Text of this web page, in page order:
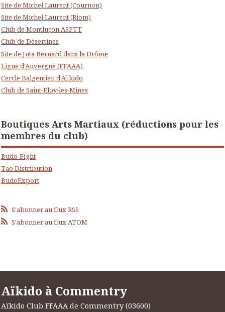
Site de Michel Laurent (Cournon)
Site de Michel Laurent (Riom)
Club de Montluçon ASPTT
Club de Désertines
Site de Juta Bernard dans la Drôme
Ligue d'Auvergne (FFAAA)
Cercle Balgentien d'Aïkido
Club de Saint-Eloy-les-Mines
Boutiques Arts Martiaux (réductions pour les
membres du club)
Budo-Fight
Tao Distribution
BudoExport
S'abonner au flux RSS
S'abonner au flux ATOM
Aïkido à Commentry
Aïkido Club FFAAA de Commentry (03600)